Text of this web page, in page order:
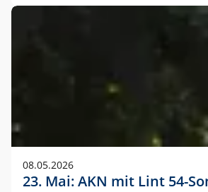
08.05.2026
23. Mai: AKN mit Lint 54-